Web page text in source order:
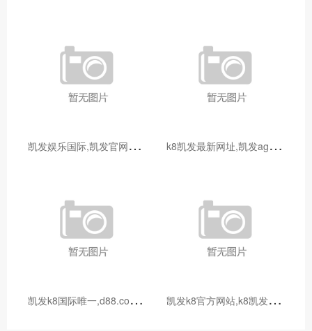
凯
发娱乐国际,凯发官网登录手机版_宝妈做自媒体月入过万？从0到1打造个人IP全攻略 k
8凯发最新网址,凯发ag平台_宝妈兼职新选择：线上客服工作指南，时间灵活月入3000+
凯
发k8国际唯一,d88.com尊龙开户中心_宝妈手工兼职：把爱好变成收入，这些项目值得尝试 凯
发k8官方网站,k8凯发ag旗舰_宝妈兼职时间管理指南：碎片化时间也能高效创收